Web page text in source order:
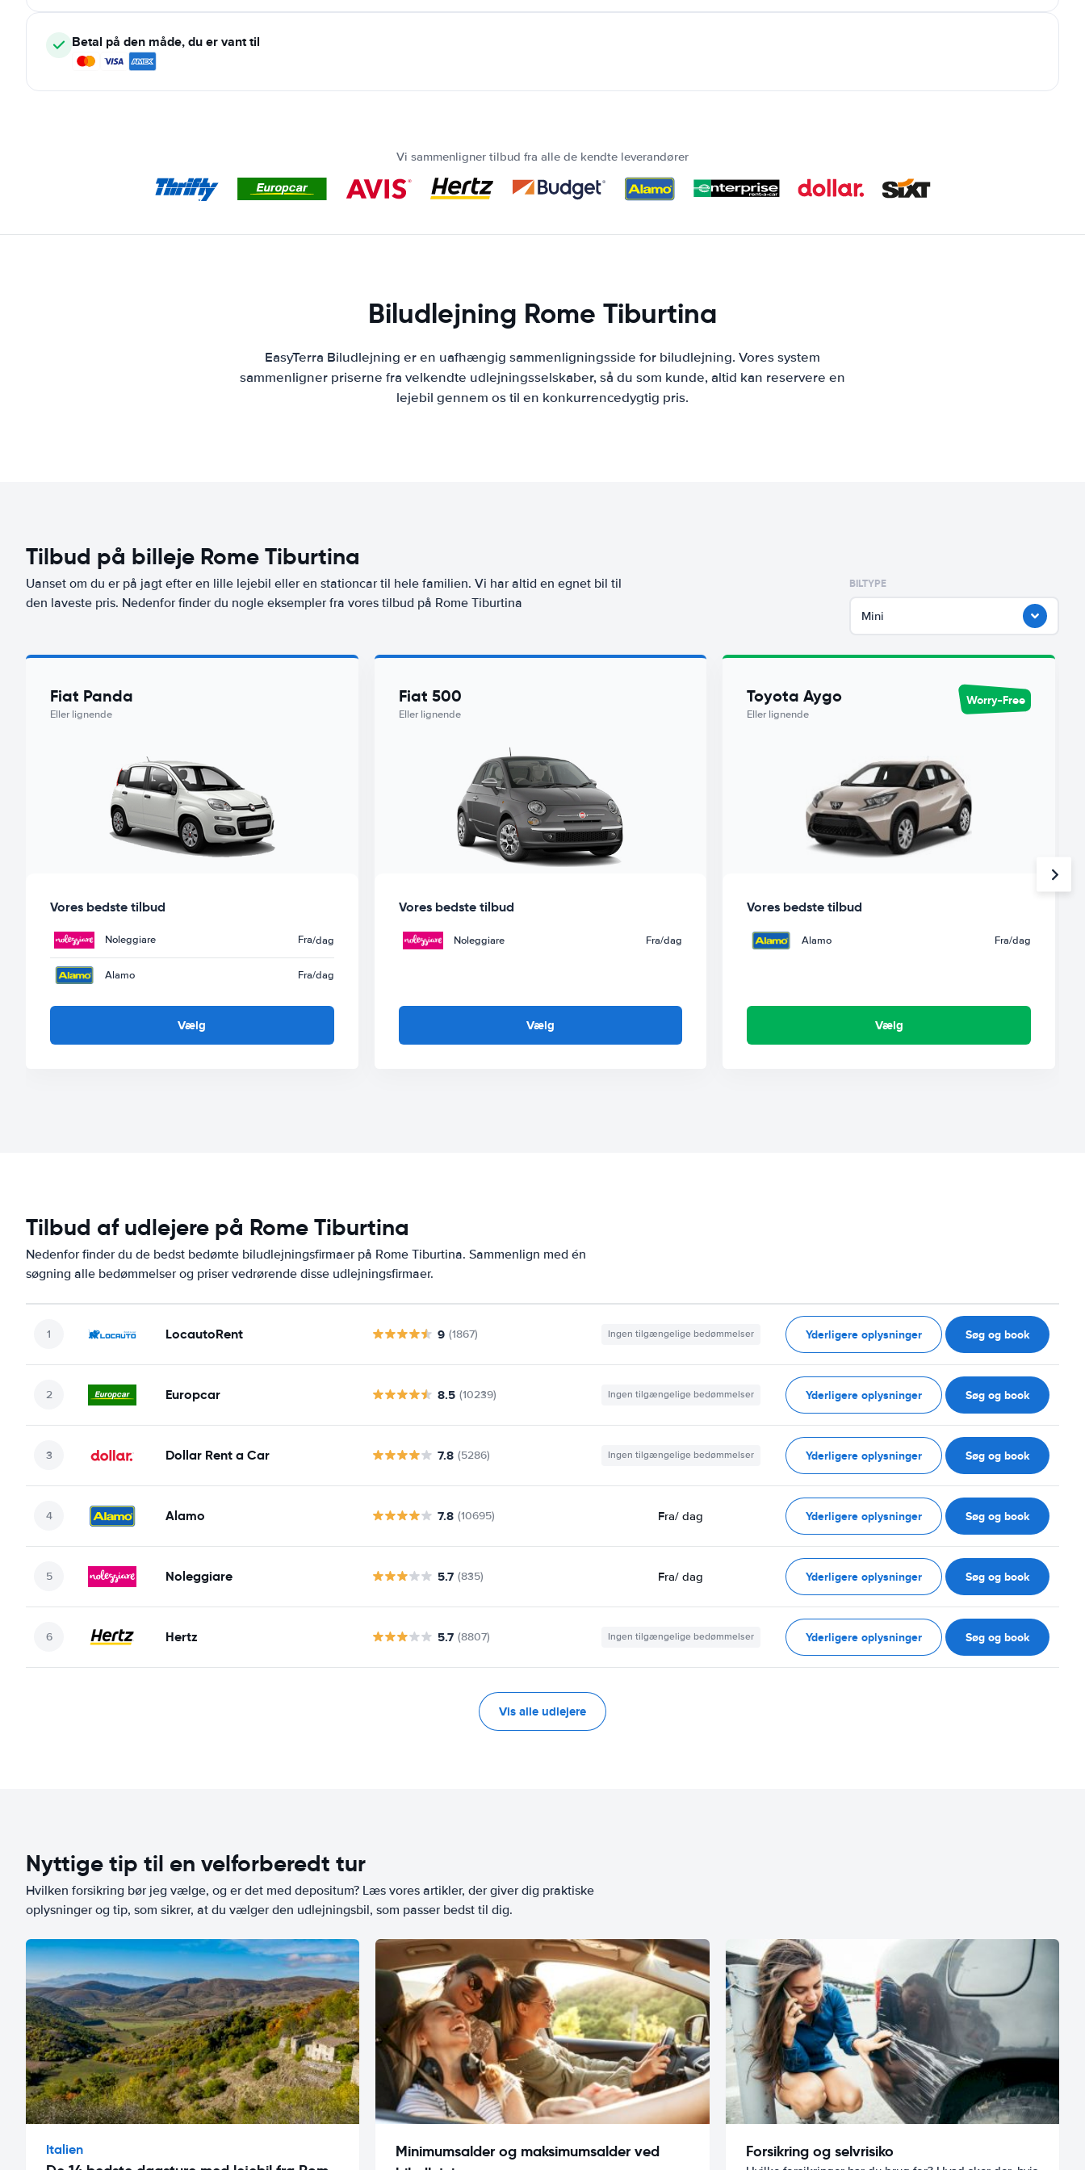
Betal på den måde, du er vant til
Vi sammenligner tilbud fra alle de kendte leverandører
Biludlejning Rome Tiburtina
EasyTerra Biludlejning er en uafhængig sammenligningsside for biludlejning. Vores system
sammenligner priserne fra velkendte udlejningsselskaber, så du som kunde, altid kan reservere en
lejebil gennem os til en konkurrencedygtig pris.
Tilbud på billeje Rome Tiburtina
Uanset om du er på jagt efter en lille lejebil eller en stationcar til hele familien. Vi har altid en egnet bil til
den laveste pris. Nedenfor finder du nogle eksempler fra vores tilbud på Rome Tiburtina
BILTYPE
Mini
Fiat Panda
Eller lignende
Vores bedste tilbud
Noleggiare Fra/dag
Alamo Fra/dag
Vælg
Fiat 500
Eller lignende
Vores bedste tilbud
Noleggiare Fra/dag
Vælg
Toyota Aygo
Eller lignende
Worry-Free
Vores bedste tilbud
Alamo Fra/dag
Vælg
Tilbud af udlejere på Rome Tiburtina
Nedenfor finder du de bedst bedømte biludlejningsfirmaer på Rome Tiburtina. Sammenlign med én
søgning alle bedømmelser og priser vedrørende disse udlejningsfirmaer.
LocautoRent 9 (1867) Ingen tilgængelige bedømmelser Yderligere oplysninger Søg og book
Europcar 8.5 (10239) Ingen tilgængelige bedømmelser Yderligere oplysninger Søg og book
Dollar Rent a Car 7.8 (5286) Ingen tilgængelige bedømmelser Yderligere oplysninger Søg og book
Alamo 7.8 (10695) Fra/ dag Yderligere oplysninger Søg og book
Noleggiare 5.7 (835) Fra/ dag Yderligere oplysninger Søg og book
Hertz 5.7 (8807) Ingen tilgængelige bedømmelser Yderligere oplysninger Søg og book
Vis alle udlejere
Nyttige tip til en velforberedt tur
Hvilken forsikring bør jeg vælge, og er det med depositum? Læs vores artikler, der giver dig praktiske
oplysninger og tip, som sikrer, at du vælger den udlejningsbil, som passer bedst til dig.
Italien
Minimumsalder og maksimumsalder ved
Forsikring og selvrisiko